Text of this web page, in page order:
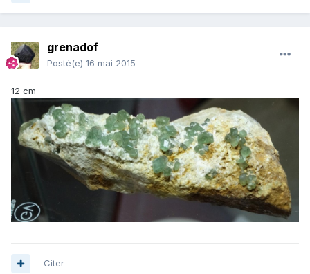
grenadof
Posté(e) 16 mai 2015
12 cm
Citer